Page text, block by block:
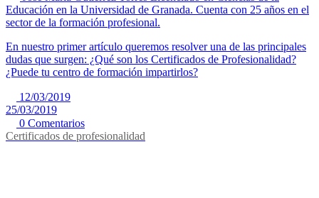
Educación en la Universidad de Granada. Cuenta con 25 años en el
sector de la formación profesional.
En nuestro primer artículo queremos resolver una de las principales
dudas que surgen: ¿Qué son los Certificados de Profesionalidad?
¿Puede tu centro de formación impartirlos?
12/03/2019
25/03/2019
0 Comentarios
Certificados de profesionalidad